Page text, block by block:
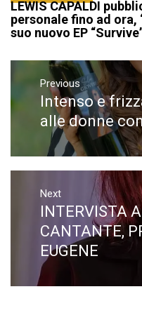
LEWIS CAPALDI
personale fino ad ora,
suo nuovo EP
Navigazione
articoli
Previous
Previous
post:
Intenso e
alle donne
Next
Next
post:
INTERVISTA
CANTANTE,
EUGENE